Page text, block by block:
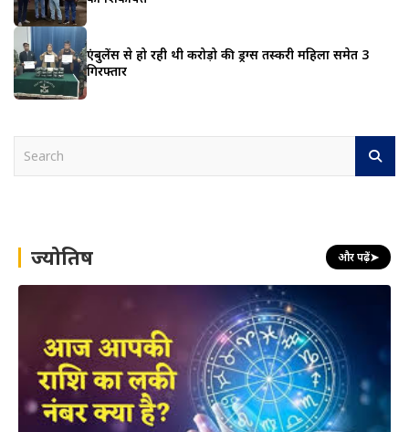
एंबुलेंस से हो रही थी करोड़ो की ड्रग्स तस्करी महिला समेत 3
गिरफ्तार
h ज्योतिष और पढ़ें➤